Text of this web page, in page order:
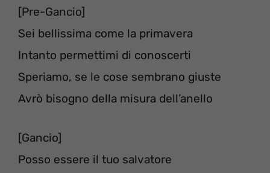
[Pre-Gancio]
Sei bellissima come la primavera
Intanto permettimi di conoscerti
Speriamo, se le cose sembrano giuste
Avrò bisogno della misura dell’anello
[Gancio]
Posso essere il tuo salvatore